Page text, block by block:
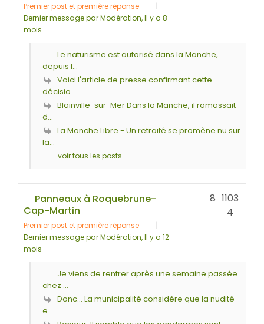
Premier post et première réponse
|
Dernier message par Modération, Il y a 8
mois
Le naturisme est autorisé dans la Manche,
depuis l...
Voici l'article de presse confirmant cette
décisio...
Blainville-sur-Mer Dans la Manche, il ramassait
d...
La Manche Libre - Un retraité se promène nu sur
la...
voir tous les posts
Panneaux à Roquebrune-
Cap-Martin
Premier post et première réponse
|
Dernier message par Modération, Il y a 12
mois
1103
4
8
Je viens de rentrer après une semaine passée
chez ...
Donc... La municipalité considère que la nudité
e...